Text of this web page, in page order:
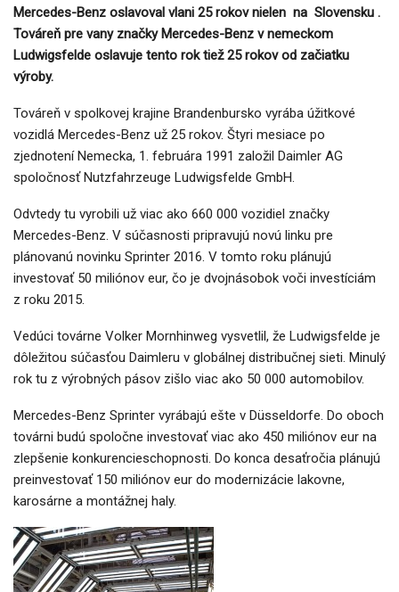
Mercedes-Benz oslavoval vlani 25 rokov nielen na Slovensku .
Továreň pre vany značky Mercedes-Benz v nemeckom
Ludwigsfelde oslavuje tento rok tiež 25 rokov od začiatku
výroby.
Továreň v spolkovej krajine Brandenbursko vyrába úžitkové
vozidlá Mercedes-Benz už 25 rokov. Štyri mesiace po
zjednotení Nemecka, 1. februára 1991 založil Daimler AG
spoločnosť Nutzfahrzeuge Ludwigsfelde GmbH.
Odvtedy tu vyrobili už viac ako 660 000 vozidiel značky
Mercedes-Benz. V súčasnosti pripravujú novú linku pre
plánovanú novinku Sprinter 2016. V tomto roku plánujú
investovať 50 miliónov eur, čo je dvojnásobok voči investíciám
z roku 2015.
Vedúci továrne Volker Mornhinweg vysvetlil, že Ludwigsfelde je
dôležitou súčasťou Daimleru v globálnej distribučnej sieti. Minulý
rok tu z výrobných pásov zišlo viac ako 50 000 automobilov.
Mercedes-Benz Sprinter vyrábajú ešte v Düsseldorfe. Do oboch
továrni budú spoločne investovať viac ako 450 miliónov eur na
zlepšenie konkurencieschopnosti. Do konca desaťročia plánujú
preinvestovať 150 miliónov eur do modernizácie lakovne,
karosárne a montážnej haly.